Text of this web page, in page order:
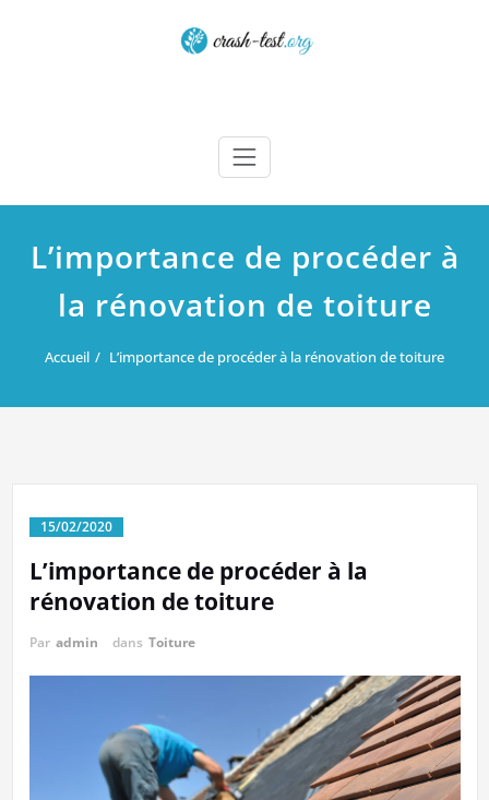
L’importance de procéder à
la rénovation de toiture
Accueil L’importance de procéder à la rénovation de toiture
15/02/2020
L’importance de procéder à la
rénovation de toiture
Par admin dans Toiture